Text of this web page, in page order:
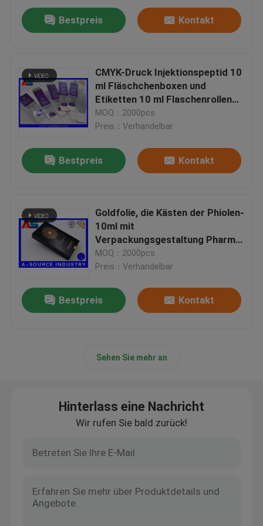
Bestpreis Kontakt
CMYK-Druck Injektionspeptid 10
ml Fläschchenboxen und
Etiketten 10 ml Flaschenrollen
Etiketten
MOQ：2000pcs
Preis：Verhandelbar
Bestpreis Kontakt
Goldfolie, die Kästen der Phiolen-
10ml mit
Verpackungsgestaltung Pharma
für Einspritzungs-Flaschen
prägt
MOQ：2000pcs
Preis：Verhandelbar
Bestpreis Kontakt
Sehen Sie mehr an
Hinterlass eine Nachricht
Wir rufen Sie bald zurück!